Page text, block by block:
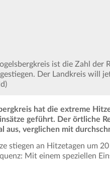
ist die Zahl der
Der Landkreis will
hat die extreme
geführt. Der örtliche
aus, verglichen mit
stiegen an Hitzetagen um
Mit einem speziellen